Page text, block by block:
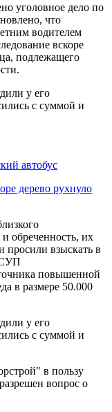
уголовное дело по
что
водителем
вскоре
подлежащего
автобус
дерево рухнуло
обреченность, их
просили взыскать в
повышенной
в размере 50.000
в пользу
вопрос о